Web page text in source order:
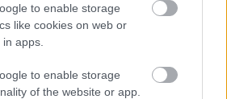
to enable storage
like cookies on web or
apps.
to enable storage
of the website or app.
egy másik kisfiút is köszöntött
a négytagú család
Macaulayt, aki megkapta a
csillagát. Beszéde során